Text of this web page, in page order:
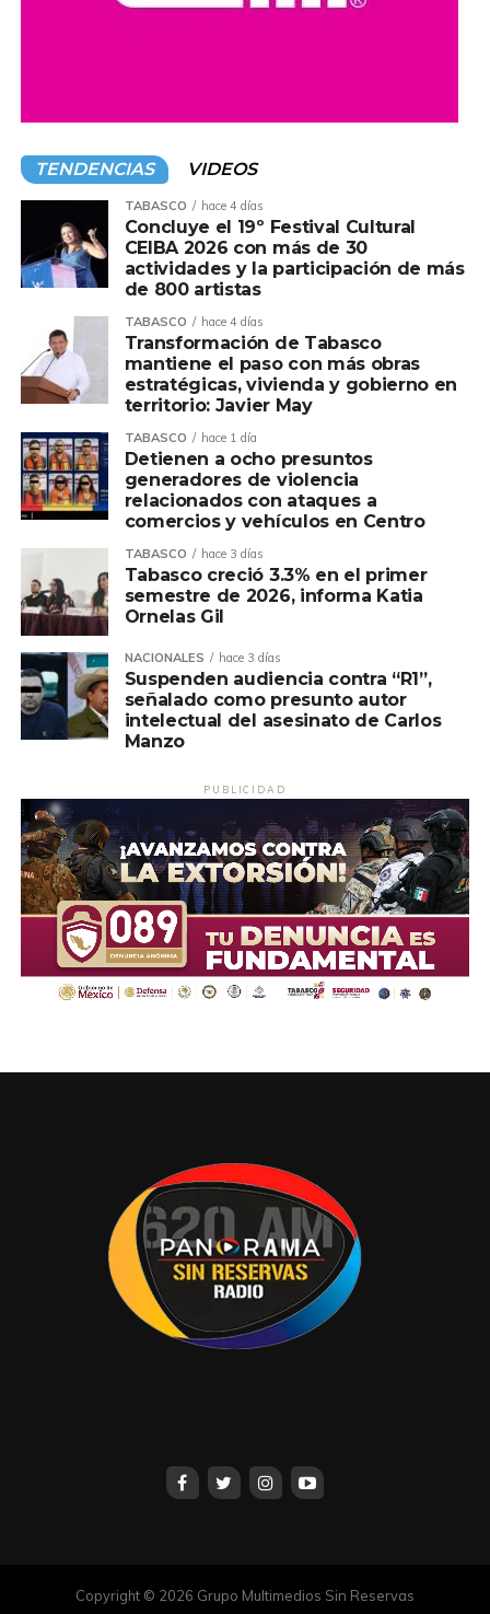
TENDENCIAS VIDEOS
TABASCO hace 4 días
Concluye el 19º Festival Cultural
CEIBA 2026 con más de 30
actividades y la participación de más
de 800 artistas
TABASCO hace 4 días
Transformación de Tabasco
mantiene el paso con más obras
estratégicas, vivienda y gobierno en
territorio: Javier May
TABASCO hace 1 día
Detienen a ocho presuntos
generadores de violencia
relacionados con ataques a
comercios y vehículos en Centro
TABASCO hace 3 días
Tabasco creció 3.3% en el primer
semestre de 2026, informa Katia
Ornelas Gil
NACIONALES hace 3 días
Suspenden audiencia contra “R1”,
señalado como presunto autor
intelectual del asesinato de Carlos
Manzo
PUBLICIDAD
Copyright © 2026 Grupo Multimedios Sin Reservas